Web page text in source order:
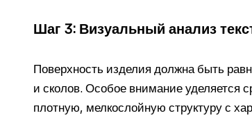
Шаг 3: Визуальный анализ
Поверхность изделия должна быть
и сколов. Особое внимание уделяется
плотную, мелкослойную структуру с